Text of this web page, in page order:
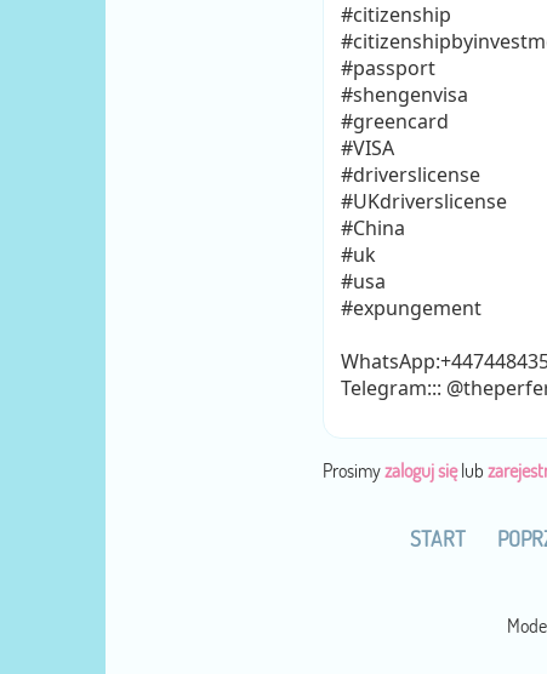
#citizenship
#passport
#shengenvisa
#greencard
#VISA
#driverslicense
#UKdriverslicense
#China
#uk
#usa
#expungement
Telegram:::
Prosimyzaloguj sięlub
START